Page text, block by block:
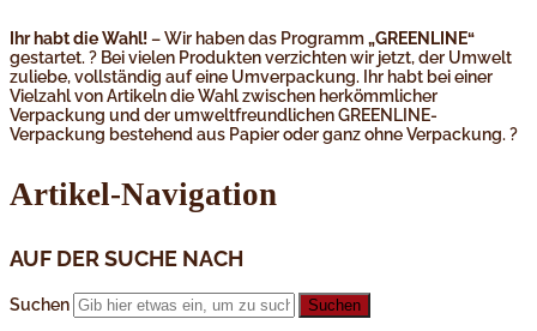
Ihr habt die Wahl! – Wir haben das Programm„GREENLINE“
gestartet. ? Bei vielen Produkten verzichten wir jetzt, der Umwelt
zuliebe, vollständig auf eine Umverpackung. Ihr habt bei einer
Vielzahl von Artikeln die Wahl zwischen herkömmlicher
Verpackung und der umweltfreundlichen GREENLINE-
Verpackung bestehend aus Papier oder ganz ohne Verpackung. ?
Artikel-Navigation
AUF DER SUCHE NACH
Suchen